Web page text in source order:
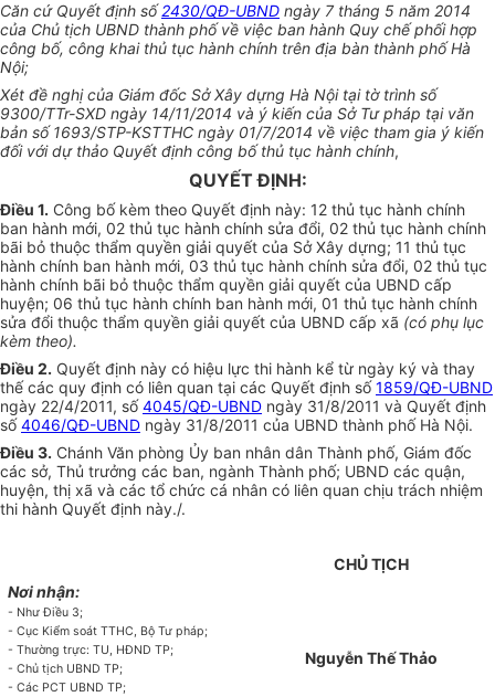
Căn cứ Quyết định số2430/QĐ-UBND ngày 7 tháng 5 năm 2014
của Chủ tịch UBND thành phố về việc ban hành Quy chế phối hợp
công bố, công khai thủ tục hành chính trên địa bàn thành phố Hà
Nội;
Xét đề nghị của Giám đốc Sở Xây dựng Hà Nội tại tờ trình số
9300/TTr-SXD ngày 14/11/2014 và ý kiến của Sở Tư pháp tại văn
bản số 1693/STP-KSTTHC ngày 01/7/2014 về việc tham gia ý kiến
đối với dự thảo Quyết định công bố thủ tục hành chính,
QUYẾT ĐỊNH:
Điều 1. Công bố kèm theo Quyết định này: 12 thủ tục hành chính
ban hành mới, 02 thủ tục hành chính sửa đổi, 02 thủ tục hành chính
bãi bỏ thuộc thẩm quyền giải quyết của Sở Xây dựng; 11 thủ tục
hành chính ban hành mới, 03 thủ tục hành chính sửa đổi, 02 thủ tục
hành chính bãi bỏ thuộc thẩm quyền giải quyết của UBND cấp
huyện; 06 thủ tục hành chính ban hành mới, 01 thủ tục hành chính
sửa đổi thuộc thẩm quyền giải quyết của UBND cấp xã (có phụ lục
kèm theo).
Điều 2. Quyết định này có hiệu lực thi hành kể từ ngày ký và thay
thế các quy định có liên quan tại các Quyết định số1859/QĐ-UBND
ngày 22/4/2011, số4045/QĐ-UBND ngày 31/8/2011 và Quyết định
số4046/QĐ-UBND ngày 31/8/2011 của UBND thành phố Hà Nội.
Điều 3. Chánh Văn phòng Ủy ban nhân dân Thành phố, Giám đốc
các sở, Thủ trưởng các ban, ngành Thành phố; UBND các quận,
huyện, thị xã và các tổ chức cá nhân có liên quan chịu trách nhiệm
thi hành Quyết định này./.
Nơi nhận:
- Như Điều 3;
-Cục Kiểm soát TTHC, Bộ Tư pháp;
-Thường trực: TU, HĐND TP;
-Chủ tịch UBND TP;
-Các PCT UBND TP;
CHỦ TỊCH
Nguyễn Thế Thảo